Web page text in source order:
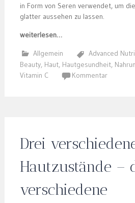
in Form von Seren verwendet, um
glatter aussehen zu lassen.
weiterlesen…
Allgemein
Advanced
Beauty, Haut, Hautgesundheit,
Vitamin C
Kommentar
Drei
Hautzustände –
verschiedene